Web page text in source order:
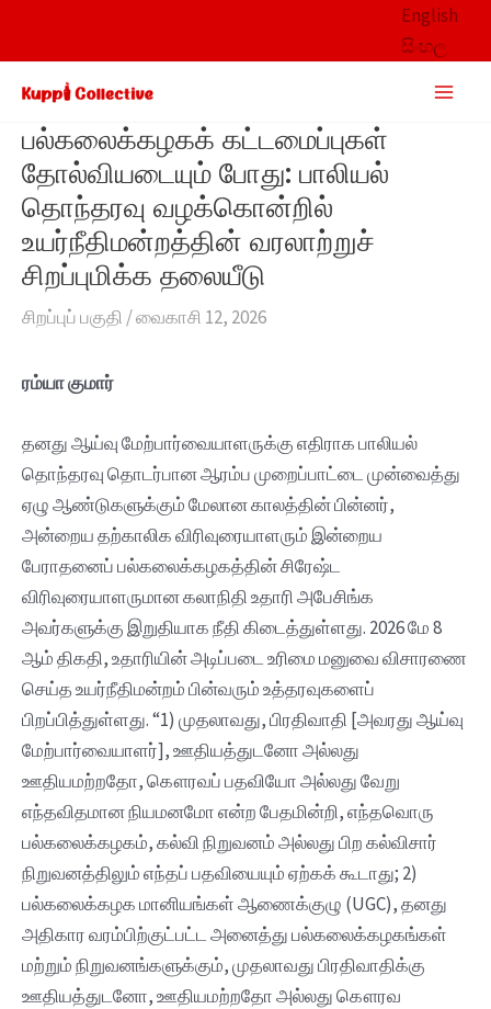
English
සිංහල
Main
பல்கலைக்கழகக் கட்டமைப்புகள்
தோல்வியடையும் போது: பாலியல்
தொந்தரவு வழக்கொன்றில்
உயர்நீதிமன்றத்தின் வரலாற்றுச்
சிறப்புமிக்க தலையீடு
சிறப்புப் பகுதி /வைகாசி 12, 2026
ரம்யா குமார்
தனது ஆய்வு மேற்பார்வையாளருக்கு எதிராக பாலியல்
தொந்தரவு தொடர்பான ஆரம்ப முறைப்பாட்டை முன்வைத்து
ஏழு ஆண்டுகளுக்கும் மேலான காலத்தின் பின்னர்,
அன்றைய தற்காலிக விரிவுரையாளரும் இன்றைய
பேராதனைப் பல்கலைக்கழகத்தின் சிரேஷ்ட
விரிவுரையாளருமான கலாநிதி உதாரி அபேசிங்க
அவர்களுக்கு இறுதியாக நீதி கிடைத்துள்ளது. 2026 மே 8
ஆம் திகதி, உதாரியின் அடிப்படை உரிமை மனுவை விசாரணை
செய்த உயர்நீதிமன்றம் பின்வரும் உத்தரவுகளைப்
பிறப்பித்துள்ளது. “1) முதலாவது, பிரதிவாதி [அவரது ஆய்வு
மேற்பார்வையாளர்], ஊதியத்துடனோ அல்லது
ஊதியமற்றதோ, கௌரவப் பதவியோ அல்லது வேறு
எந்தவிதமான நியமனமோ என்ற பேதமின்றி, எந்தவொரு
பல்கலைக்கழகம், கல்வி நிறுவனம் அல்லது பிற கல்விசார்
நிறுவனத்திலும் எந்தப் பதவியையும் ஏற்கக் கூடாது; 2)
பல்கலைக்கழக மானியங்கள் ஆணைக்குழு (UGC), தனது
அதிகார வரம்பிற்குட்பட்ட அனைத்து பல்கலைக்கழகங்கள்
மற்றும் நிறுவனங்களுக்கும், முதலாவது பிரதிவாதிக்கு
ஊதியத்துடனோ, ஊதியமற்றதோ அல்லது கௌரவ